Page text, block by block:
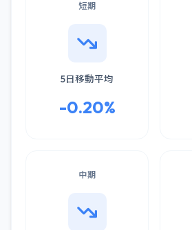
短期
5日移動平均
-0.20%
中期